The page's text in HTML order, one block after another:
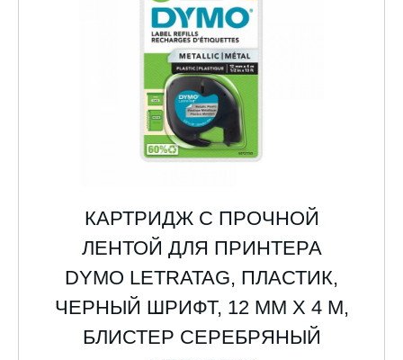
КАРТРИДЖ С ПРОЧНОЙ
ЛЕНТОЙ ДЛЯ ПРИНТЕРА
DYMO LETRATAG, ПЛАСТИК,
ЧЕРНЫЙ ШРИФТ, 12 ММ Х 4 М,
БЛИСТЕР СЕРЕБРЯНЫЙ